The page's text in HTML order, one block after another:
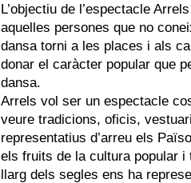
L’objectiu de l’espectacle
aquelles persones que no
dansa torni a les places i als
donar el caràcter popular que
dansa.
Arrels vol ser un espectacle
veure tradicions, oficis,
representatius d’arreu els
els fruits de la cultura popular i
llarg dels segles ens ha